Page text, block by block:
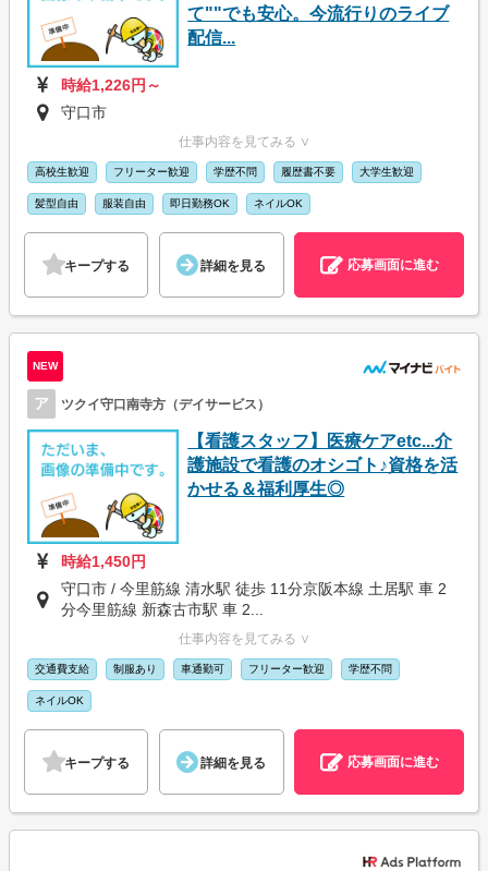
て""でも安心。今流行りのライブ
配信...
時給1,226円～
守口市
仕事内容を見てみる ∨
高校生歓迎 フリーター歓迎 学歴不問 履歴書不要 大学生歓迎
髪型自由 服装自由 即日勤務OK ネイルOK
キープする 詳細を見る 応募画面に進む
NEW
ア ツクイ守口南寺方（デイサービス）
【看護スタッフ】医療ケアetc...介
護施設で看護のオシゴト♪資格を活
かせる＆福利厚生◎
時給1,450円
守口市 / 今里筋線 清水駅 徒歩 11分京阪本線 土居駅 車 2
分今里筋線 新森古市駅 車 2...
仕事内容を見てみる ∨
交通費支給 制服あり 車通勤可 フリーター歓迎 学歴不問
ネイルOK
キープする 詳細を見る 応募画面に進む